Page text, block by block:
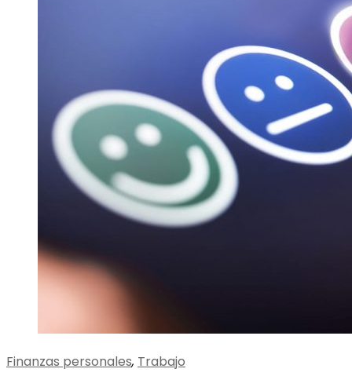
Finanzas personales, Trabajo